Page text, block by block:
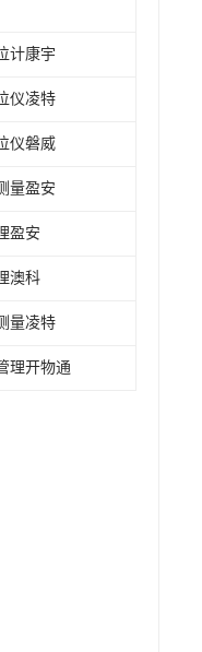
计康宇
仪凌特
仪磐威
量盈安
盈安
澳科
量凌特
理开物通